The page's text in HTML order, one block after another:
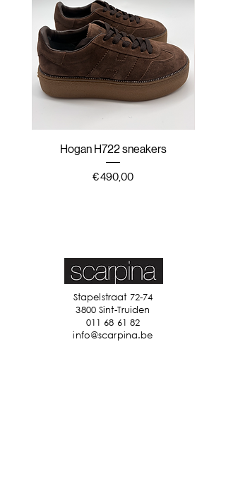
Hogan H722 sneakers
Prijs
€ 490,00
Stapelstraat 72-74
3800 Sint-Truiden
011 68 61 82
info@scarpina.be